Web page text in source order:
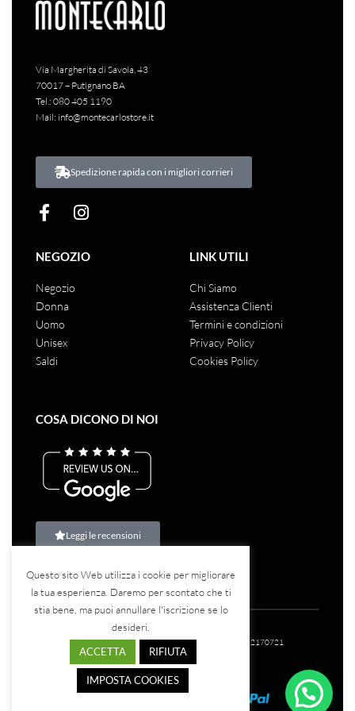
Via Margherita di Savoia, 43
70017 – Putignano BA
Tel.: 080 405 1190
Mail: info@montecarlostore.it
Spedizione rapida con i migliori corrieri
NEGOZIO
Negozio
Donna
Uomo
Unisex
Saldi
LINK UTILI
Chi Siamo
Assistenza Clienti
Termini e condizioni
Privacy Policy
Cookies Policy
COSA DICONO DI NOI
Leggi le recensioni
©2023Teina Srl– Tutti i diritti riservati – P.IVA: 07582170721
Questo sito Web utilizza i cookie per migliorare
la tua esperienza. Daremo per scontato che ti
stia bene, ma puoi annullare l'iscrizione se lo
desideri.
ACCETTA
RIFIUTA
IMPOSTA COOKIES
Chatta con noi